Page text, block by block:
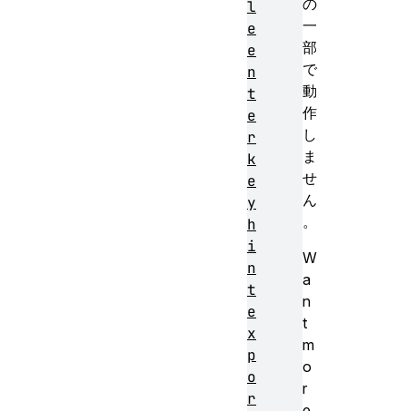
の
一
部
で
動
作
し
ま
せ
ん
。
W
a
n
t
m
o
r
l
e
e
n
t
e
r
k
e
y
h
i
n
t
e
x
p
o
r